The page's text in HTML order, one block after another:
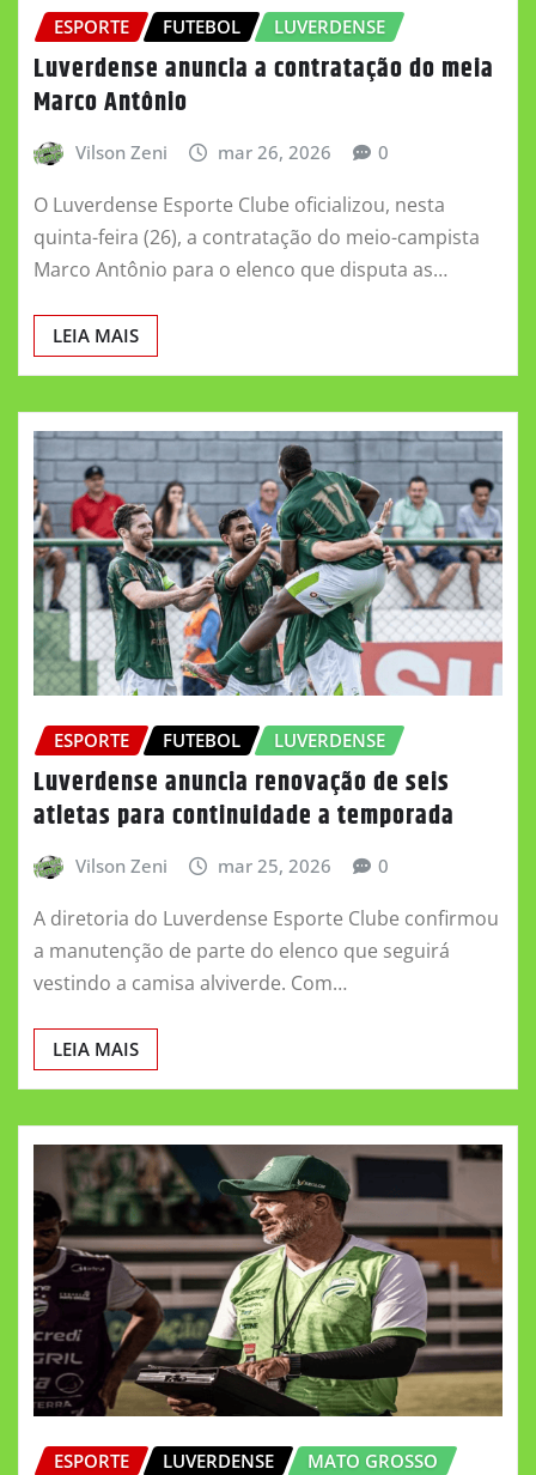
ESPORTE FUTEBOL LUVERDENSE
Luverdense anuncia a contratação do meia
Marco Antônio
Vilson Zeni mar 26, 2026 0
O Luverdense Esporte Clube oficializou, nesta
quinta-feira (26), a contratação do meio-campista
Marco Antônio para o elenco que disputa as…
LEIA MAIS
ESPORTE FUTEBOL LUVERDENSE
Luverdense anuncia renovação de seis
atletas para continuidade a temporada
Vilson Zeni mar 25, 2026 0
A diretoria do Luverdense Esporte Clube confirmou
a manutenção de parte do elenco que seguirá
vestindo a camisa alviverde. Com…
LEIA MAIS
ESPORTE LUVERDENSE MATO GROSSO